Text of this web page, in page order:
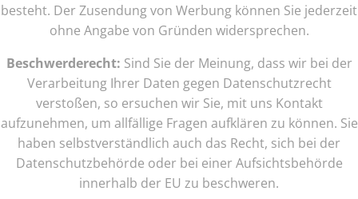
besteht. Der Zusendung von Werbung können Sie jederzeit
ohne Angabe von Gründen widersprechen.
Beschwerderecht: Sind Sie der Meinung, dass wir bei der
Verarbeitung Ihrer Daten gegen Datenschutzrecht
verstoßen, so ersuchen wir Sie, mit uns Kontakt
aufzunehmen, um allfällige Fragen aufklären zu können. Sie
haben selbstverständlich auch das Recht, sich bei der
Datenschutzbehörde oder bei einer Aufsichtsbehörde
innerhalb der EU zu beschweren.